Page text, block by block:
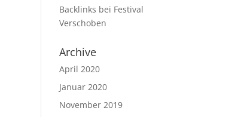
Backlinks bei Festival
Verschoben
Archive
April 2020
Januar 2020
November 2019